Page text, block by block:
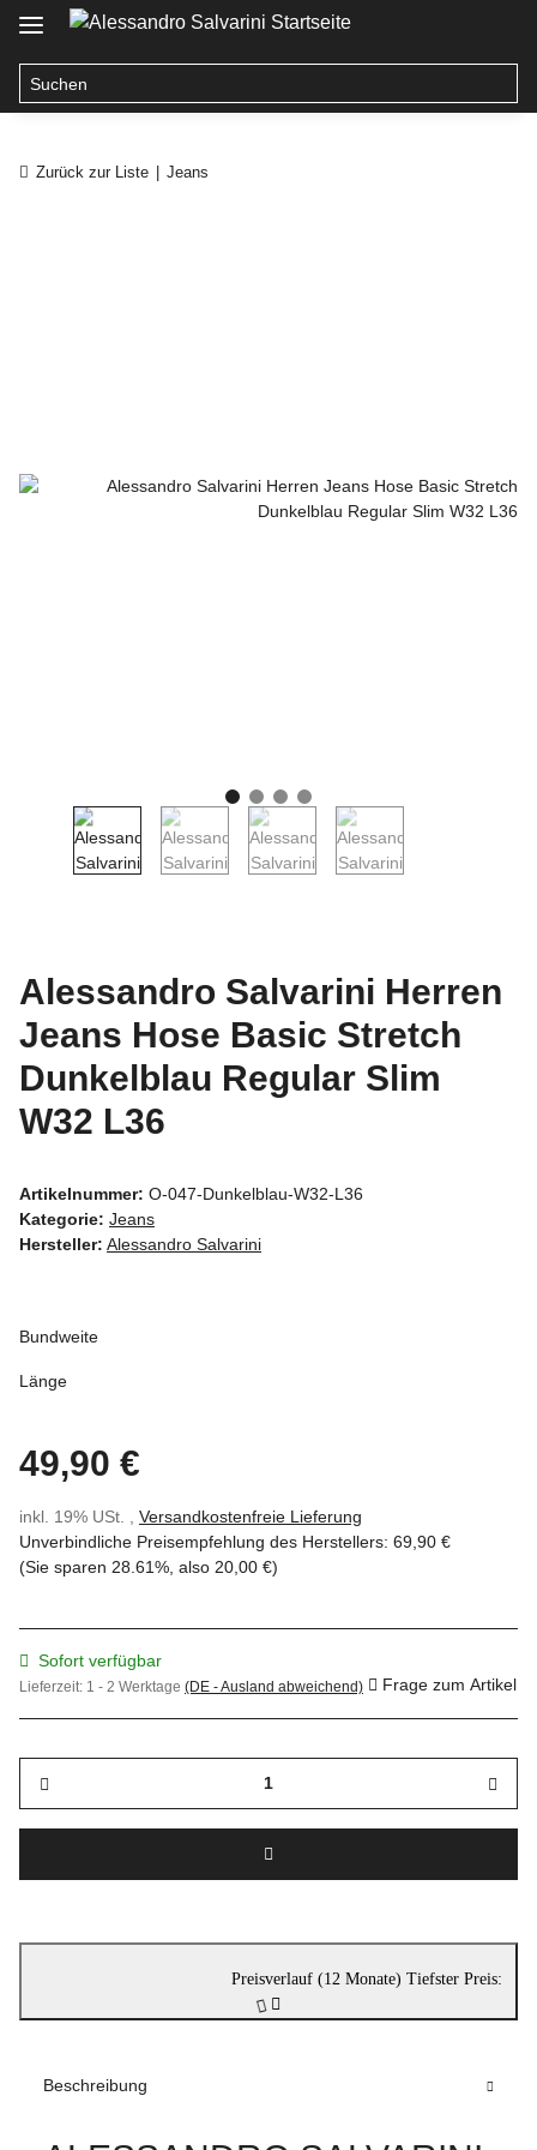
Zurück zur Liste Jeans
Alessandro Salvarini Herren
Jeans Hose Basic Stretch
Dunkelblau Regular Slim
W32 L36
Artikelnummer: O-047-Dunkelblau-W32-L36
Kategorie: Jeans
Hersteller: Alessandro Salvarini
Bundweite
Länge
49,90 €
inkl. 19% USt. , Versandkostenfreie Lieferung
Unverbindliche Preisempfehlung des Herstellers: 69,90 €
(Sie sparen 28.61% , also 20,00 €)
Sofort verfügbar
Lieferzeit: 1 - 2 Werktage (DE - Ausland abweichend) Frage zum Artikel
Preisverlauf (12 Monate)
Beschreibung